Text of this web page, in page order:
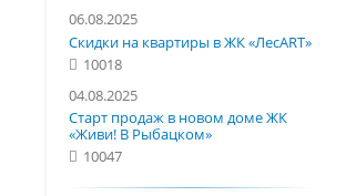
06.08.2025
Скидки на квартиры в ЖК «ЛесART»
10018
04.08.2025
Старт продаж в новом доме ЖК
«Живи! В Рыбацком»
10047